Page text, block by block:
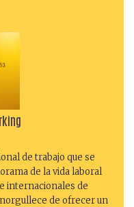
de trabajo que se
de la vida laboral
internacionales de
de ofrecer un